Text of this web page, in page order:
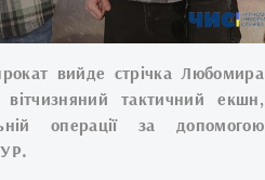
вийде стрічка Любомира
тактичний екшн,
операції за допомогою